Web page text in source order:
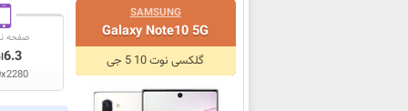
SAMSUNG
Galaxy Note10 5G
گلکسی نوت 10 5 جی
صفحه
6.3